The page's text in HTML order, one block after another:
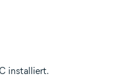
installiert.